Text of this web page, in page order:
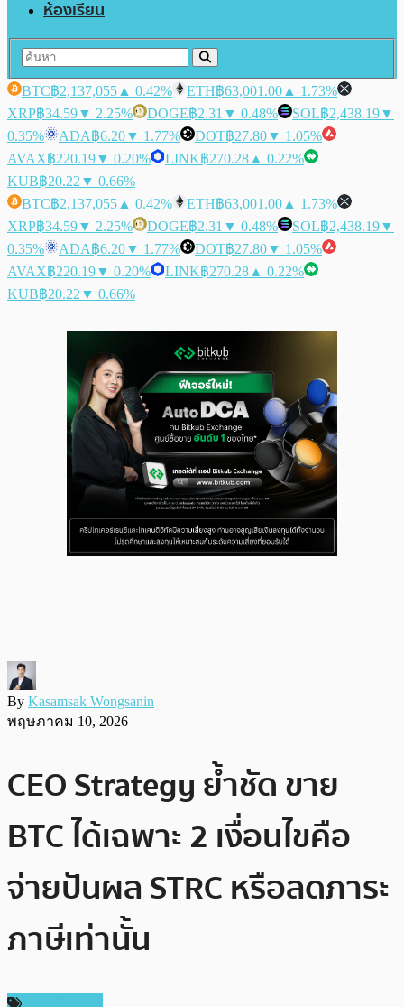
ห้องเรียน
BTC฿2,137,055 ▲ 0.42% ETH฿63,001.00 ▲ 1.73%
XRP฿34.59▼ 2.25% DOGE฿2.31 ▼ 0.48% SOL฿2,438.19▼
0.35%
ADA฿6.20▼ 1.77% DOT฿27.80▼ 1.05%
AVAX฿220.19▼ 0.20% LINK฿270.28 ▲ 0.22%
KUB฿20.22 ▼ 0.66%
BTC฿2,137,055 ▲ 0.42% ETH฿63,001.00 ▲ 1.73%
XRP฿34.59▼ 2.25% DOGE฿2.31 ▼ 0.48% SOL฿2,438.19▼
0.35%
ADA฿6.20▼ 1.77% DOT฿27.80▼ 1.05%
AVAX฿220.19▼ 0.20% LINK฿270.28 ▲ 0.22%
KUB฿20.22 ▼ 0.66%
By Kasamsak Wongsanin
พฤษภาคม 10, 2026
CEO Strategy ย้ำชัด ขาย
BTC ได้เฉพาะ 2 เงื่อนไขคือ
จ่ายปันผล STRC หรือลดภาระ
ภาษีเท่านั้น